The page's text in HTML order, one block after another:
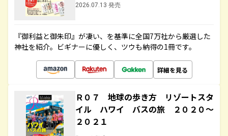
2026.07.13 発売
『御利益と御朱印』が凄い、を基準に全国7万社から厳選した
神社を紹介。ビギナーに優しく、ツウも納得の1冊です。
詳細を見る
Ｒ０７ 地球の歩き方 リゾートスタ
イル ハワイ バスの旅 ２０２０～
２０２１